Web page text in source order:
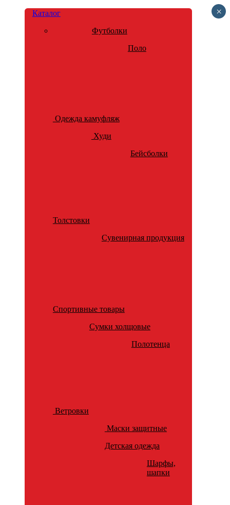
Каталог
Футболки
Поло
Одежда камуфляж
Худи
Бейсболки
Толстовки
Сувенирная продукция
Спортивные товары
Сумки холщовые
Полотенца
Ветровки
Маски защитные
Детская одежда
Шарфы,
шапки
×